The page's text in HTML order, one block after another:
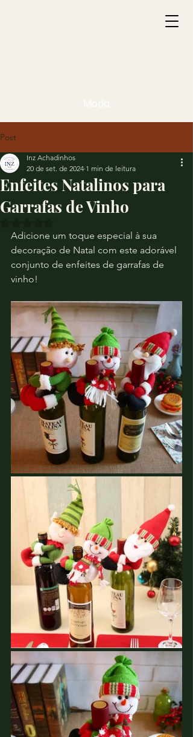
Post
Enfeites Natalinos para
Garrafas de Vinho
Inz Achadinhos
20 de set. de 2024 1 min de leitura
Adicione um toque especial à sua
decoração de Natal com este adorável
conjunto de enfeites de garrafas de
vinho!